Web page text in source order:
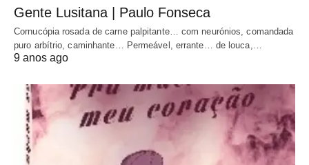
Gente Lusitana | Paulo Fonseca
Cornucópia rosada de carne palpitante… com neurónios, comandada
puro arbítrio, caminhante… Permeável, errante… de louca,…
9 anos ago